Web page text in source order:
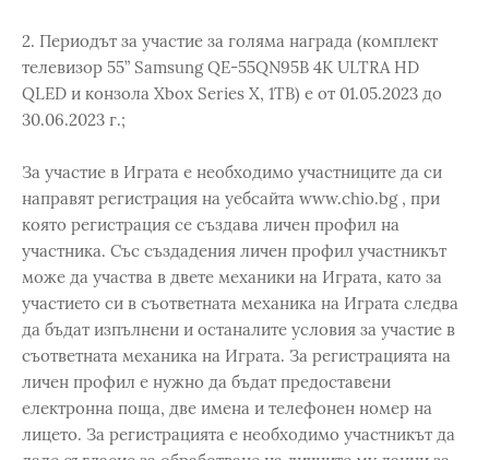
2. Периодът за участие за голяма награда (комплект
телевизор 55” Samsung QE-55QN95B 4K ULTRA HD
QLED и конзола Xbox Series X, 1TB) е от 01.05.2023 до
30.06.2023 г.;
За участие в Играта е необходимо участниците да си
направят регистрация на уебсайта www.chio.bg , при
която регистрация се създава личен профил на
участника. Със създадения личен профил участникът
може да участва в двете механики на Играта, като за
участието си в съответната механика на Играта следва
да бъдат изпълнени и останалите условия за участие в
съответната механика на Играта. За регистрацията на
личен профил е нужно да бъдат предоставени
електронна поща, две имена и телефонен номер на
лицето. За регистрацията е необходимо участникът да